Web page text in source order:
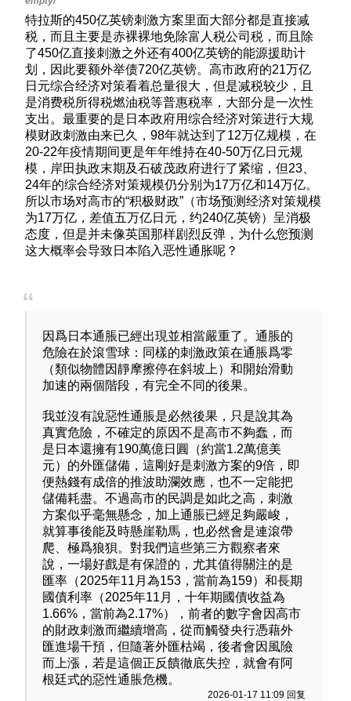
對現實的無法客觀理性理解而日本的社會階級固化，
再傳統左派無法競爭的情況下因此產生一個右翼軍國
主義崛起的底層的法西斯主義民意支持率，造成卻是
拉攏日本產業資本家就又越有底層的民眾去支持法西
斯右翼政客
台灣其實也是這樣，以往統派是被國民黨包辦，但是
國民黨權貴根本不關心社會福利、住房保障、工資提
高，而台商在大陸賺錢基本上也不會回饋任何底層弱
勢群體，至少只對中產以上群體白領階級有利，而民
進黨黨內有一小股內部派別再關注這些可以算是西方
白左勢力的延伸(租金補貼、基本工資提高、社會住宅
等政策)讓他在中南部貧困縣市獲得了大量底層支持率
只有台北房價高這些有錢的地區國民黨支持率高，這
就造成了在民意支持率上國民黨長期處於弱勢，只有
在外交和產業經濟上處於有利地位，但底層民眾完全
感覺不到只看到低工資、高物價、高房價，而不懂經
會去更加強化民進黨的支持率，造成過去30年來大陸
這次英國經濟學人的分析其實點出了一個事實台灣的
經濟的確是非常畸形長期壓低匯率，不斷壓縮自己勞
工和底層民眾的購買力去圖利資本家
更殘酷的真相是經濟學人說台灣保險公司買一堆土地
和美國國債來炒台灣房，所以他們為了救金融資本吸
血鬼也不敢升台幣匯率，然後美債現在負債38兆，將
來美元霸權崩潰 台灣那些保險公司買了7000億美國國
債央行又有3000億美元美國國債總共1兆 美債將來印
鈔貶值那台灣保險公司就完蛋了..
台灣汽車價格是中國3倍、牛奶價格是美國4倍、家用
電器價格是大陸2倍半而且只看的到日韓品牌和看不到
物美價廉的中國貨連台灣品牌也都是中國零件組裝再
加上3倍價格賣給台灣韭菜消費者，放任零售通路(家
樂福和全聯超市)和電信的購併壟斷提高價格
日本其實也有類似的問題，那就是安倍經濟學的邏輯
怪圈，導致右翼民粹主義佔據了有利的生態棲位，所
以越是拉攏經濟理性派，因為這些日本財閥和日本底
層民眾的利益是對立的，反而更加劇了他們的生活困
境，日本右翼軍國主義支持率就越高
特拉斯的450亿英镑刺激方案里面大部分都是直接减
税，而且主要是赤裸裸地免除富人税公司税，而且除
了450亿直接刺激之外还有400亿英镑的能源援助计
划，因此要额外举债720亿英镑。高市政府的21万亿
日元综合经济对策看着总量很大，但是减税较少，且
是消费税所得税燃油税等普惠税率，大部分是一次性
支出。最重要的是日本政府用综合经济对策进行大规
模财政刺激由来已久，98年就达到了12万亿规模，在
20-22年疫情期间更是年年维持在40-50万亿日元规
模，岸田执政末期及石破茂政府进行了紧缩，但23、
24年的综合经济对策规模仍分别为17万亿和14万亿。
所以市场对高市的“积极财政”（市场预测经济对策规模
为17万亿，差值五万亿日元，约240亿英镑）呈消极
态度，但是并未像英国那样剧烈反弹，为什么您预测
这大概率会导致日本陷入恶性通胀呢？
因爲日本通脹已經出現並相當嚴重了。通脹的
危險在於滾雪球：同樣的刺激政策在通脹爲零
（類似物體因靜摩擦停在斜坡上）和開始滑動
加速的兩個階段，有完全不同的後果。
我並沒有說惡性通脹是必然後果，只是說其為
真實危險，不確定的原因不是高市不夠蠢，而
是日本還擁有190萬億日圓（約當1.2萬億美
元）的外匯儲備，這剛好是刺激方案的9倍，即
便熱錢有成倍的推波助瀾效應，也不一定能把
儲備耗盡。不過高市的民調是如此之高，刺激
方案似乎毫無懸念，加上通脹已經足夠嚴峻，
就算事後能及時懸崖勒馬，也必然會是連滾帶
爬、極爲狼狽。對我們這些第三方觀察者來
說，一場好戲是有保證的，尤其值得關注的是
匯率（2025年11月為153，當前為159）和長期
國債利率（2025年11月，十年期國債收益為
1.66%，當前為2.17%），前者的數字會因高市
的財政刺激而繼續增高，從而觸發央行憑藉外
匯進場干預，但隨著外匯枯竭，後者會因風險
而上漲，若是這個正反饋徹底失控，就會有阿
根廷式的惡性通脹危機。
2026-01-17 11:09 回复